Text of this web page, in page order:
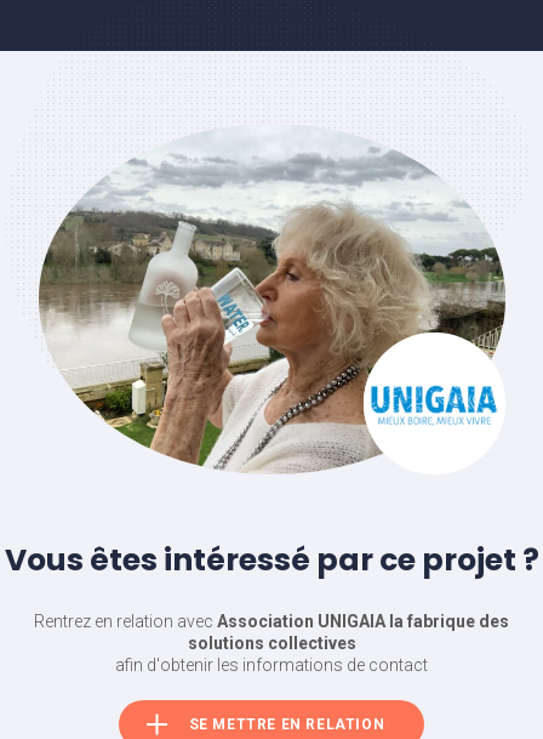
Vous êtes intéressé par ce projet ?
Rentrez en relation avec Association UNIGAIA la fabrique des
solutions collectives
afin d'obtenir les informations de contact
SE METTRE EN RELATION